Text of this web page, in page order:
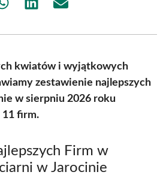
Share Share Share
kwiatów i wyjątkowych
zestawienie najlepszych
w sierpniu 2026 roku
11 firm.
Firm w
w Jarocinie